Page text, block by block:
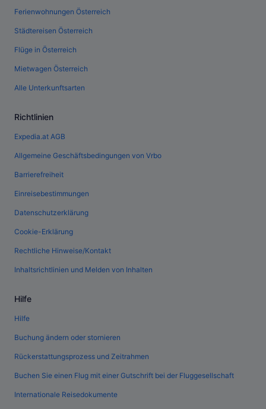
Ferienwohnungen Österreich
Städtereisen Österreich
Flüge in Österreich
Mietwagen Österreich
Alle Unterkunftsarten
Richtlinien
Expedia.at AGB
Allgemeine Geschäftsbedingungen von Vrbo
Barrierefreiheit
Einreisebestimmungen
Datenschutzerklärung
Cookie-Erklärung
Rechtliche Hinweise/Kontakt
Inhaltsrichtlinien und Melden von Inhalten
Hilfe
Hilfe
Buchung ändern oder stornieren
Rückerstattungsprozess und Zeitrahmen
Buchen Sie einen Flug mit einer Gutschrift bei der Fluggesellschaft
Internationale Reisedokumente